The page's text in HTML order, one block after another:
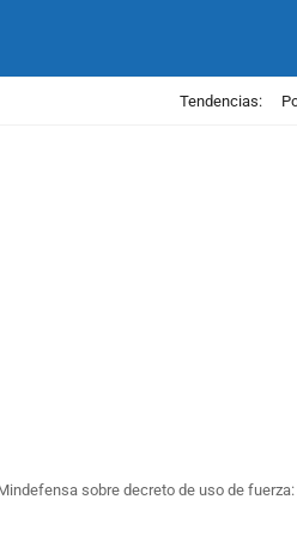
Tendencias:
sobre decreto de uso de